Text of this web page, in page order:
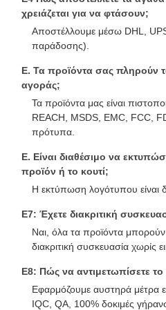
χρειάζεται για να φτάσουν;
Αποστέλλουμε μέσω DHL,
παράδοσης).
Ε. Τα προϊόντα σας πληρούν
αγοράς;
Τα προϊόντα μας είναι
REACH, MSDS, EMC, FCC,
πρότυπα.
Ε. Είναι διαθέσιμο να
προϊόν ή το κουτί;
Η εκτύπωση λογότυπου είναι
Ε7: Έχετε διακριτική
Ναι, όλα τα προϊόντα
διακριτική συσκευασία χωρίς
Ε8: Πώς να αντιμετωπίσετε το
Εφαρμόζουμε αυστηρά μέτρα
IQC, QA, 100% δοκιμές